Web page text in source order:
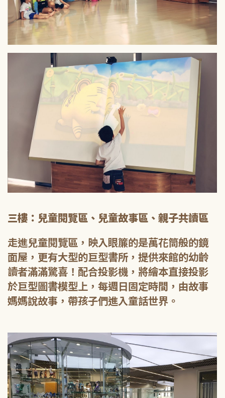
三樓：兒童閱覽區、兒童故事區、親子共讀區
走進兒童閱覽區，映入眼簾的是萬花筒般的鏡
面屋，更有大型的巨型書所，提供來館的幼齡
讀者滿滿驚喜！配合投影機，將繪本直接投影
於巨型圖書模型上，每週日固定時間，由故事
媽媽說故事，帶孩子們進入童話世界。